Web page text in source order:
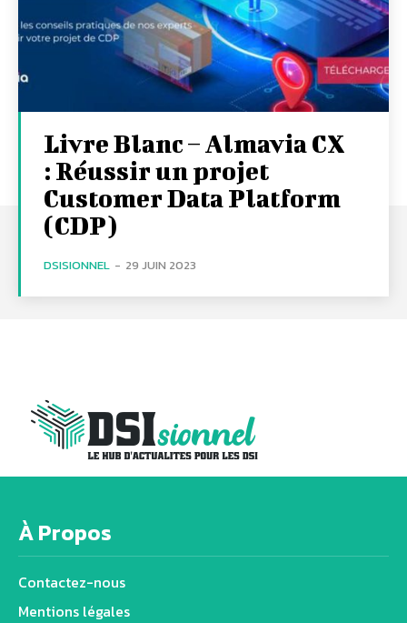
Livre Blanc – Almavia CX
: Réussir un projet
Customer Data Platform
(CDP)
DSISIONNEL - 29 JUIN 2023
À Propos
Contactez-nous
Mentions légales